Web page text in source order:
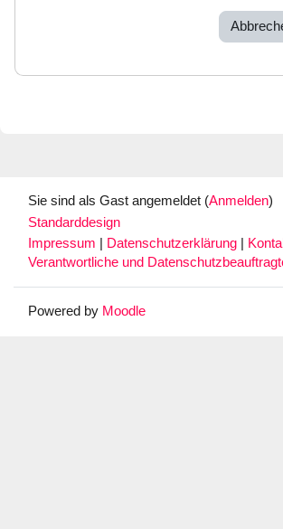
Sie sind als Gast angemeldet (Anmelden)
Standarddesign
Impressum
Datenschutzerklärung
Verantwortliche und
Powered by Moodle